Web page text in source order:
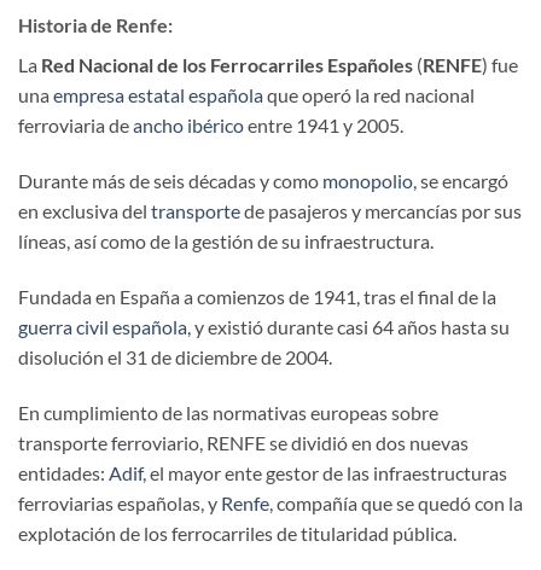
Historia de Renfe:
La Red Nacional de los Ferrocarriles Españoles (RENFE) fue
una empresa estatal españolaque operó la red nacional
ferroviaria deancho ibéricoentre 1941 y 2005.
Durante más de seis décadas y como monopolio, se encargó
en exclusiva del transportede pasajeros y mercancías por sus
líneas, así como de la gestión de su infraestructura.
Fundada en España a comienzos de 1941, tras el final de la
guerra civil española, y existió durante casi 64 años hasta su
disolución el 31 de diciembre de 2004.
En cumplimiento de las normativas europeas sobre
transporte ferroviario, RENFE se dividió en dos nuevas
entidades: Adif, el mayor ente gestor de las infraestructuras
ferroviarias españolas, y Renfe , compañía que se quedó con la
explotación de los ferrocarriles de titularidad pública.